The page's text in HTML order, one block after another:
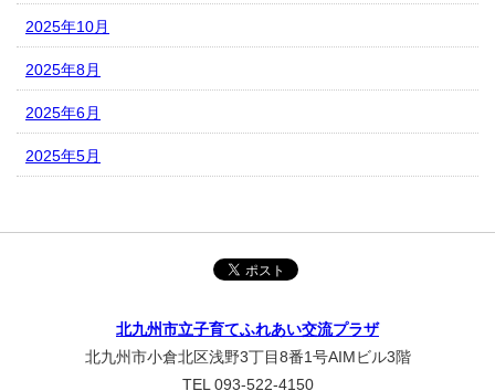
2025年10月
2025年8月
2025年6月
2025年5月
北九州市立子育てふれあい交流プラザ
北九州市小倉北区浅野3丁目8番1号AIMビル3階
TEL 093-522-4150